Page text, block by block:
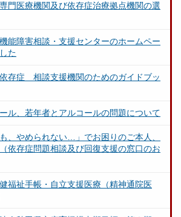
門医療機関及び依存症治療拠点機関の選
能障害相談・支援センターのホームペー
た
依存症 相談支援機関のためのガイドブッ
ル、若年者とアルコールの問題について
も、やめられない…」でお困りのご本人、
依存症問題相談及び回復支援の窓口のお
福祉手帳・自立支援医療（精神通院医